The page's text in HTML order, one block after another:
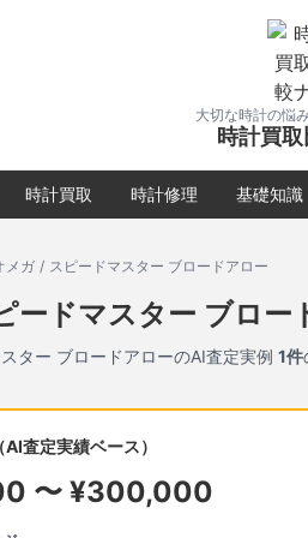
大切な時計の悩
時計買
時計買取 時計修理 基礎知識
メガ / スピードマスター ブロードアロー
ードマスター ブロー
ター ブロードアローのAI査定実例 1件
査定実績ベース）
〜 ¥300,000